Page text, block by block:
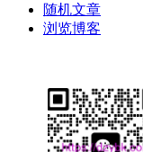
随机文章
浏览博客